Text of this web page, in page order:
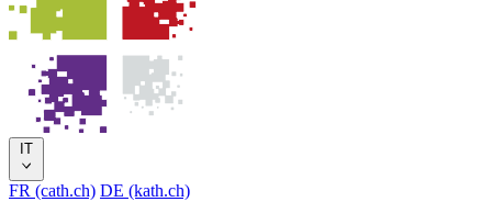
IT
FR (cath.ch) DE (kath.ch)